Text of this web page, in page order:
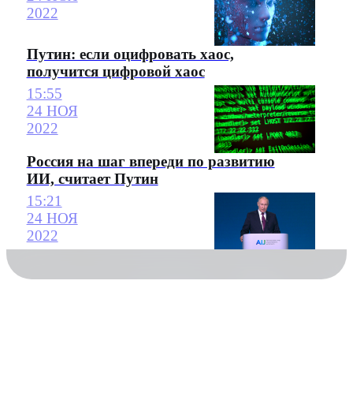
2022
Путин: если оцифровать хаос,
получится цифровой хаос
15:55
24 НОЯ
2022
Россия на шаг впереди по развитию
ИИ, считает Путин
15:21
24 НОЯ
2022